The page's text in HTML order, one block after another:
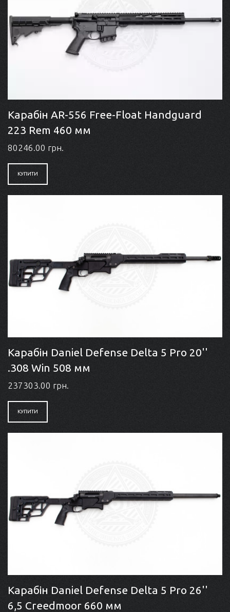
Карабін AR-556 Free-Float Handguard
223 Rem 460 мм
80246.00 грн.
КУПИТИ
Карабін Daniel Defense Delta 5 Pro 20''
.308 Win 508 мм
237303.00 грн.
КУПИТИ
Карабін Daniel Defense Delta 5 Pro 26''
6,5 Creedmoor 660 мм